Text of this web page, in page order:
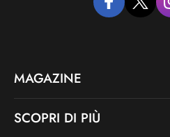
facebooktwitter
MAGAZINE
SCOPRI DI PIÙ